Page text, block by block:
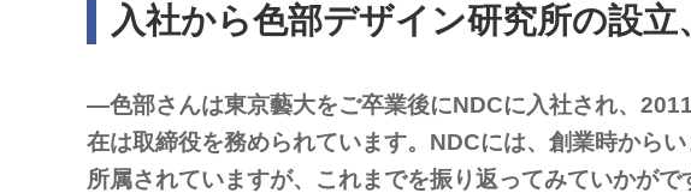
入社から色部デザイン研究所の設
—色部さんは東京藝大をご卒業後にNDCに入社され、
在は取締役を務められています。NDCには、創業時から
所属されていますが、これまでを振り返ってみていかがで